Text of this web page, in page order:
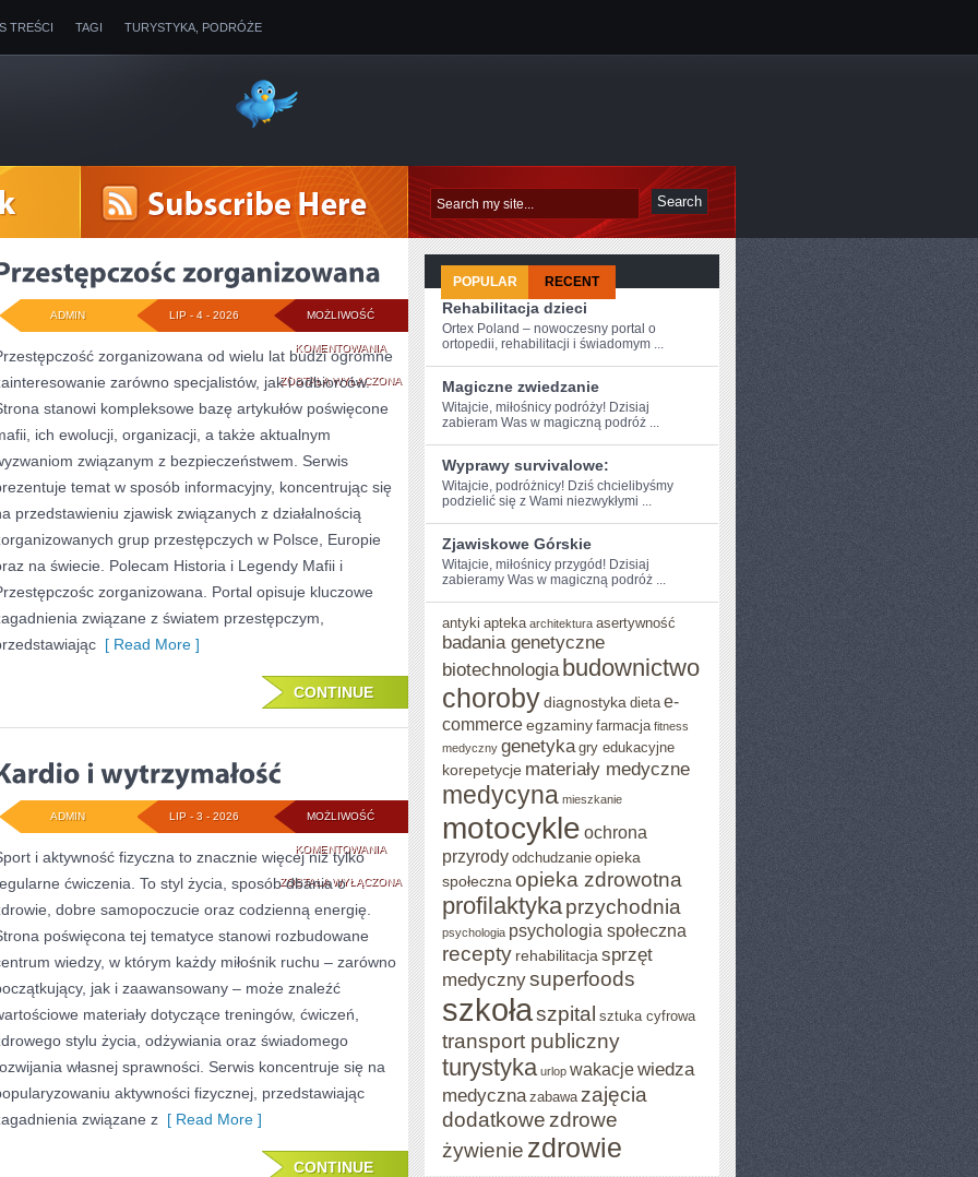
TREŚCI TAGI TURYSTYKA, PODRÓŻE
MOŻLIWOŚĆ
KOMENTOWANIAPRZESTĘPCZOŚC
ZORGANIZOWANA
ZOSTAŁA WYŁĄCZONA
LIP - 4 - 2026
ADMIN
zorganizowana od wielu lat budzi ogromne
zarówno specjalistów, jak i odbiorców.
stanowi kompleksowe bazę artykułów poświęcone
ich ewolucji, organizacji, a także aktualnym
związanym z bezpieczeństwem. Serwis
temat w sposób informacyjny, koncentrując się
przedstawieniu zjawisk związanych z działalnością
grup przestępczych w Polsce, Europie
na świecie. Polecam Historia i Legendy Mafii i
zorganizowana. Portal opisuje kluczowe
związane z światem przestępczym,
[ Read More ]
CONTINUE
MOŻLIWOŚĆ
KOMENTOWANIAKARDIO
I
WYTRZYMAŁOŚĆ
ZOSTAŁA WYŁĄCZONA
LIP - 3 - 2026
ADMIN
i aktywność fizyczna to znacznie więcej niż tylko
ćwiczenia. To styl życia, sposób dbania o
dobre samopoczucie oraz codzienną energię.
poświęcona tej tematyce stanowi rozbudowane
wiedzy, w którym każdy miłośnik ruchu – zarówno
jak i zaawansowany – może znaleźć
materiały dotyczące treningów, ćwiczeń,
stylu życia, odżywiania oraz świadomego
własnej sprawności. Serwis koncentruje się na
aktywności fizycznej, przedstawiając
związane z [ Read More ]
CONTINUE
POPULAR RECENT
Rehabilitacja dzieci
Ortex Poland – nowoczesny portal o
ortopedii, rehabilitacji i świadomym ...
Magiczne zwiedzanie
Witajcie, miłośnicy podróży! ⁤Dzisiaj
‌zabieram Was w ⁤magiczną podróż ...
Wyprawy survivalowe:
Witajcie, podróżnicy! Dziś chcielibyśmy
podzielić⁤ się z Wami niezwykłymi ...
Zjawiskowe Górskie
Witajcie, miłośnicy przygód! Dzisiaj
zabieramy Was w magiczną podróż ...
antyki apteka architektura asertywność
badania genetyczne
biotechnologia budownictwo
chorobydiagnostyka dieta e-
commerceegzaminy farmacja fitness
medyczny genetyka gry edukacyjne
korepetycje materiały medyczne
medycyna mieszkanie
motocykle ochrona
przyrody odchudzanie opieka
społeczna opieka zdrowotna
profilaktykaprzychodnia
psychologia psychologia społeczna
recepty rehabilitacja sprzęt
medycznysuperfoods
szkołaszpital sztuka cyfrowa
transport publiczny
turystyka urlop wakacjewiedza
medyczna zabawa zajęcia
dodatkowe zdrowe
żywienie zdrowie